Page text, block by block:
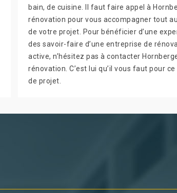
bain, de cuisine. Il faut faire appel à
rénovation pour vous accompagner tout
de votre projet. Pour bénéficier d’une
des savoir-faire d’une entreprise de
active, n’hésitez pas à contacter
rénovation. C’est lui qu’il vous faut pour ce
de projet.